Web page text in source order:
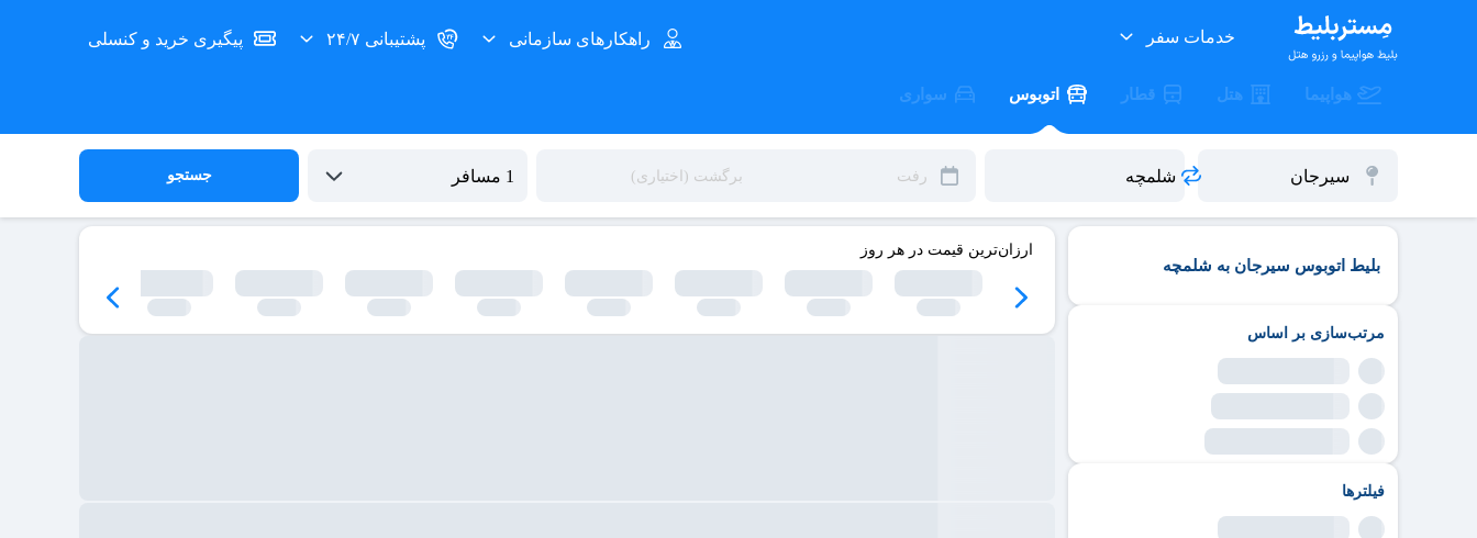
خدمات سفر راهکارهای سازمانی پشتیبانی ۲۴/۷ پیگیری خرید و کنسلی
هواپیما هتل قطار اتوبوس سواری
جستجو
بلیط اتوبوس سیرجان به شلمچه
مرتب‌سازی بر اساس
فیلترها
ارزان‌ترین قیمت در هر روز